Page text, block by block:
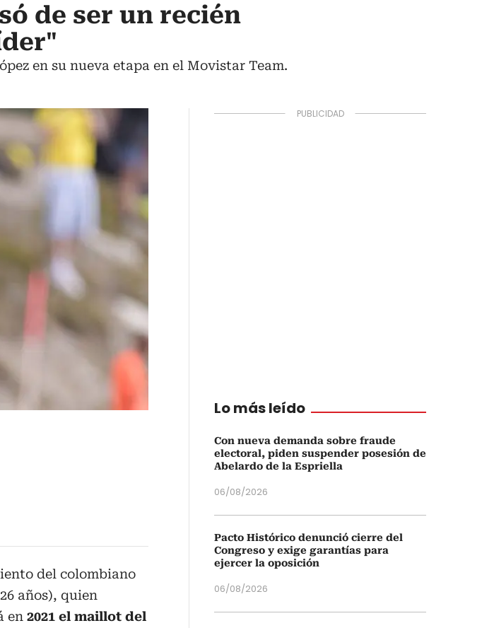
de ser un recién
en su nueva etapa en el Movistar Team.
del colombiano
años), quien
en 2021 el maillot del
Lo más leído
Con nueva demanda sobre fraude
electoral, piden suspender posesión de
Abelardo de la Espriella
06/08/2026
Pacto Histórico denunció cierre del
Congreso y exige garantías para
ejercer la oposición
06/08/2026